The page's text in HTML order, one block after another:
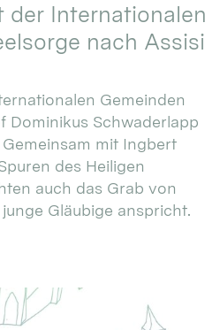
der Internationalen
nach Assisi
Gemeinden
Dominikus Schwaderlapp
mit Ingbert
des Heiligen
auch das Grab von
Gläubige anspricht.